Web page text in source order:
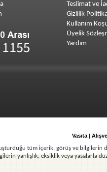
Teslimat ve
Gizlilik
Kullanım
Üyelik
Yardım
tüm içerik, görüş ve
yanlışlık, eksiklik veya yasalarla
Vasıta